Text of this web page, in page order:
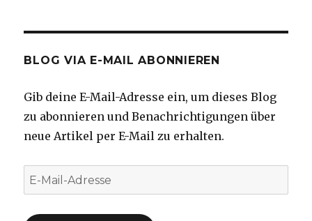
BLOG VIA E-MAIL ABONNIEREN
Gib deine E-Mail-Adresse ein, um dieses Blog
zu abonnieren und Benachrichtigungen über
neue Artikel per E-Mail zu erhalten.
E-
Mail-
Adresse